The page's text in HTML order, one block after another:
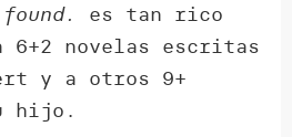
es tan rico
6+2 novelas escritas
y a otros 9+
hijo.